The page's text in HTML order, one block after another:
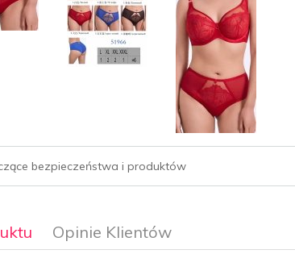
bezpieczeństwa i produktów
Opinie Klientów